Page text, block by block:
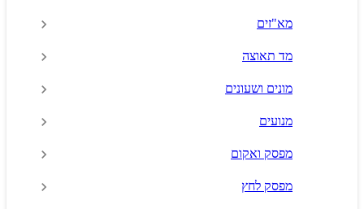
מא"זים
מד תאוצה
מונים ושעונים
מנועים
מפסק ואקום
מפסק לחץ